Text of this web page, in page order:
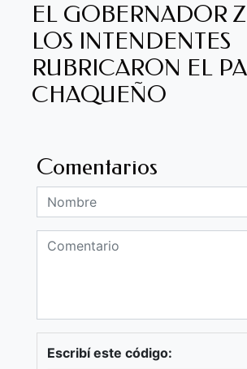
EL GOBERNADOR
LOS INTENDENTES
RUBRICARON EL
CHAQUEÑO
Comentarios
Escribí este código: